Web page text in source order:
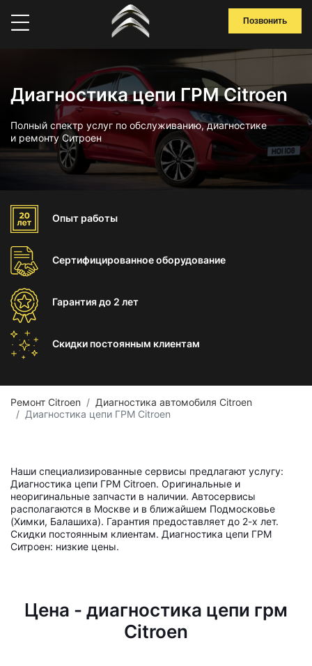
Позвонить
Диагностика цепи ГРМ Citroen
Полный спектр услуг по обслуживанию, диагностике
и ремонту Ситроен
Опыт работы
Сертифицированноеоборудование
Гарантиядо 2 лет
Скидки постоянным клиентам
Ремонт Citroen
Диагностика автомобиля Citroen
Диагностика цепи ГРМ Citroen
Наши специализированные сервисы предлагают услугу:
Диагностика цепи ГРМ Citroen. Оригинальные и
неоригинальные запчасти в наличии. Автосервисы
располагаются в Москве и в ближайшем Подмосковье
(Химки, Балашиха). Гарантия предоставляет до 2-х лет.
Скидки постоянным клиентам. Диагностика цепи ГРМ
Ситроен: низкие цены.
Цена - диагностика цепи грм
Citroen